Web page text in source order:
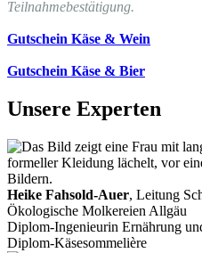
Teilnahmebestätigung.
Gutschein Käse & Wein
Gutschein Käse & Bier
Unsere Experten
Heike Fahsold-Auer, Leitung
Ökologische Molkereien Allgäu
Diplom-Ingenieurin Ernährung
Diplom-Käsesommelière